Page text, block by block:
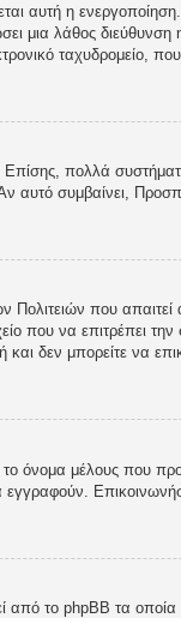
αυτή η
μια λάθος διεύθυνση
ταχυδρομείο,
Επίσης, πολλά
αυτό συμβαίνει,
που
που να επιτρέπει
δεν μπορείτε να
το όνομα μέλους που
το phpBB τα οποία